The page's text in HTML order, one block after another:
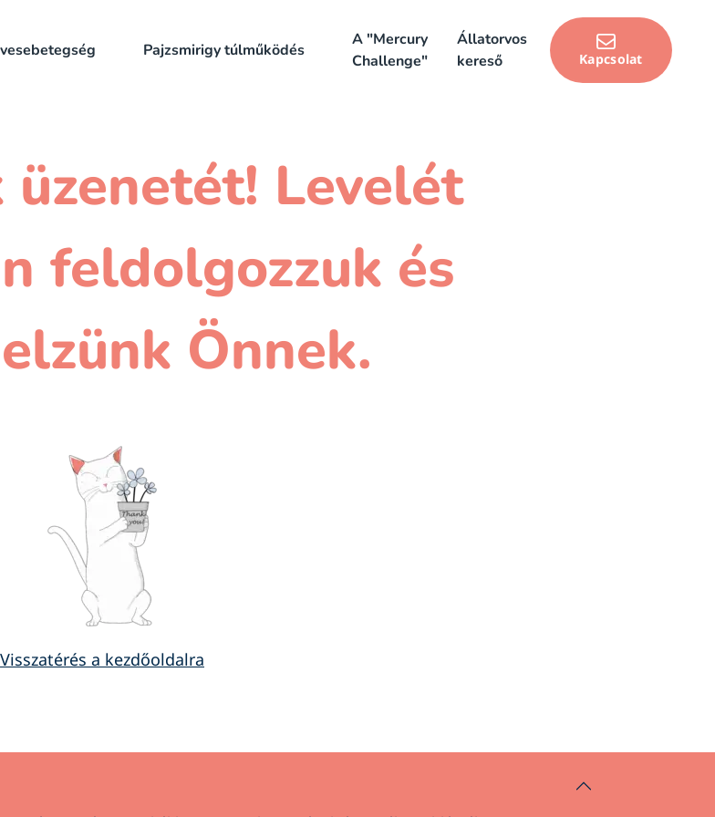
Pajzsmirigy túlműködés
A "Mercury
Challenge"
Állatorvos
kereső
Kapcsolat
üzenetét! Levelét
feldolgozzuk és
Önnek.
Visszatérés a kezdőoldalra